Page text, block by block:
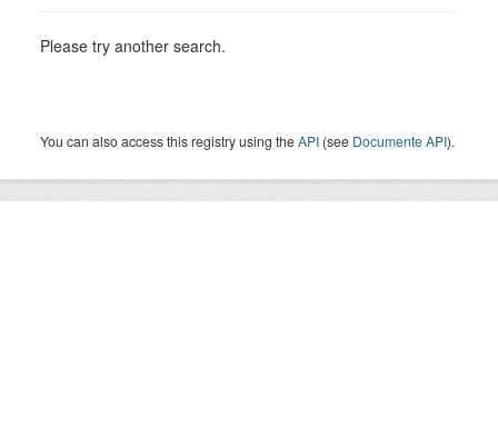
Please try another search.
You can also access this registry using theAPI (see Documente API).